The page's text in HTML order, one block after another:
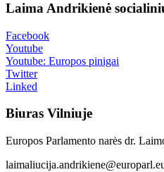
Laima Andrikienė
Facebook
Youtube
Youtube: Europos pinigai
Twitter
Linked
Biuras Vilniuje
Europos Parlamento narės dr.